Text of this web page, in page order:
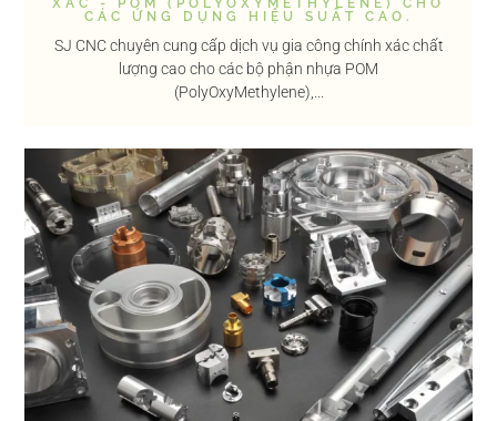
CÁC ỨNG DỤNG HIỆU SUẤT CAO.
SJ CNC chuyên cung cấp dịch vụ gia công chính xác chất
lượng cao cho các bộ phận nhựa POM
(PolyOxyMethylene),...